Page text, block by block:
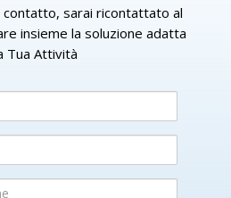
contatto, sarai ricontattato al
insieme la soluzione adatta
Tua Attività